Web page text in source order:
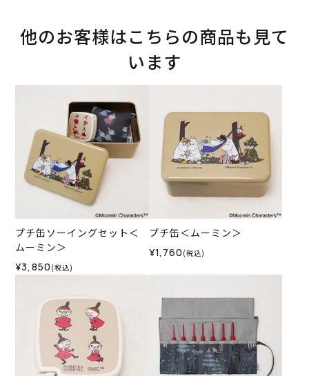
他のお客様はこちらの商品も見て
います
プチ缶ソーイングセット＜
ムーミン＞
¥3,850 (税込)
プチ缶＜ムーミン＞
¥1,760 (税込)